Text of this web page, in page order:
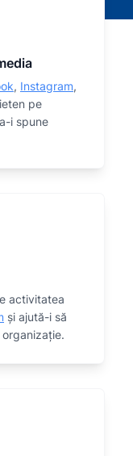
, Instagram,
pe
i spune
activitatea
și ajută-i să